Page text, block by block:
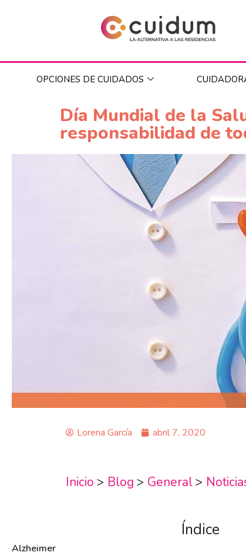
OPCIONES DE CUIDADOS
Día Mundial de la
responsabilidad de
Lorena García abril 7, 2020
Inicio > Blog > General>
Alzheimer
Índice